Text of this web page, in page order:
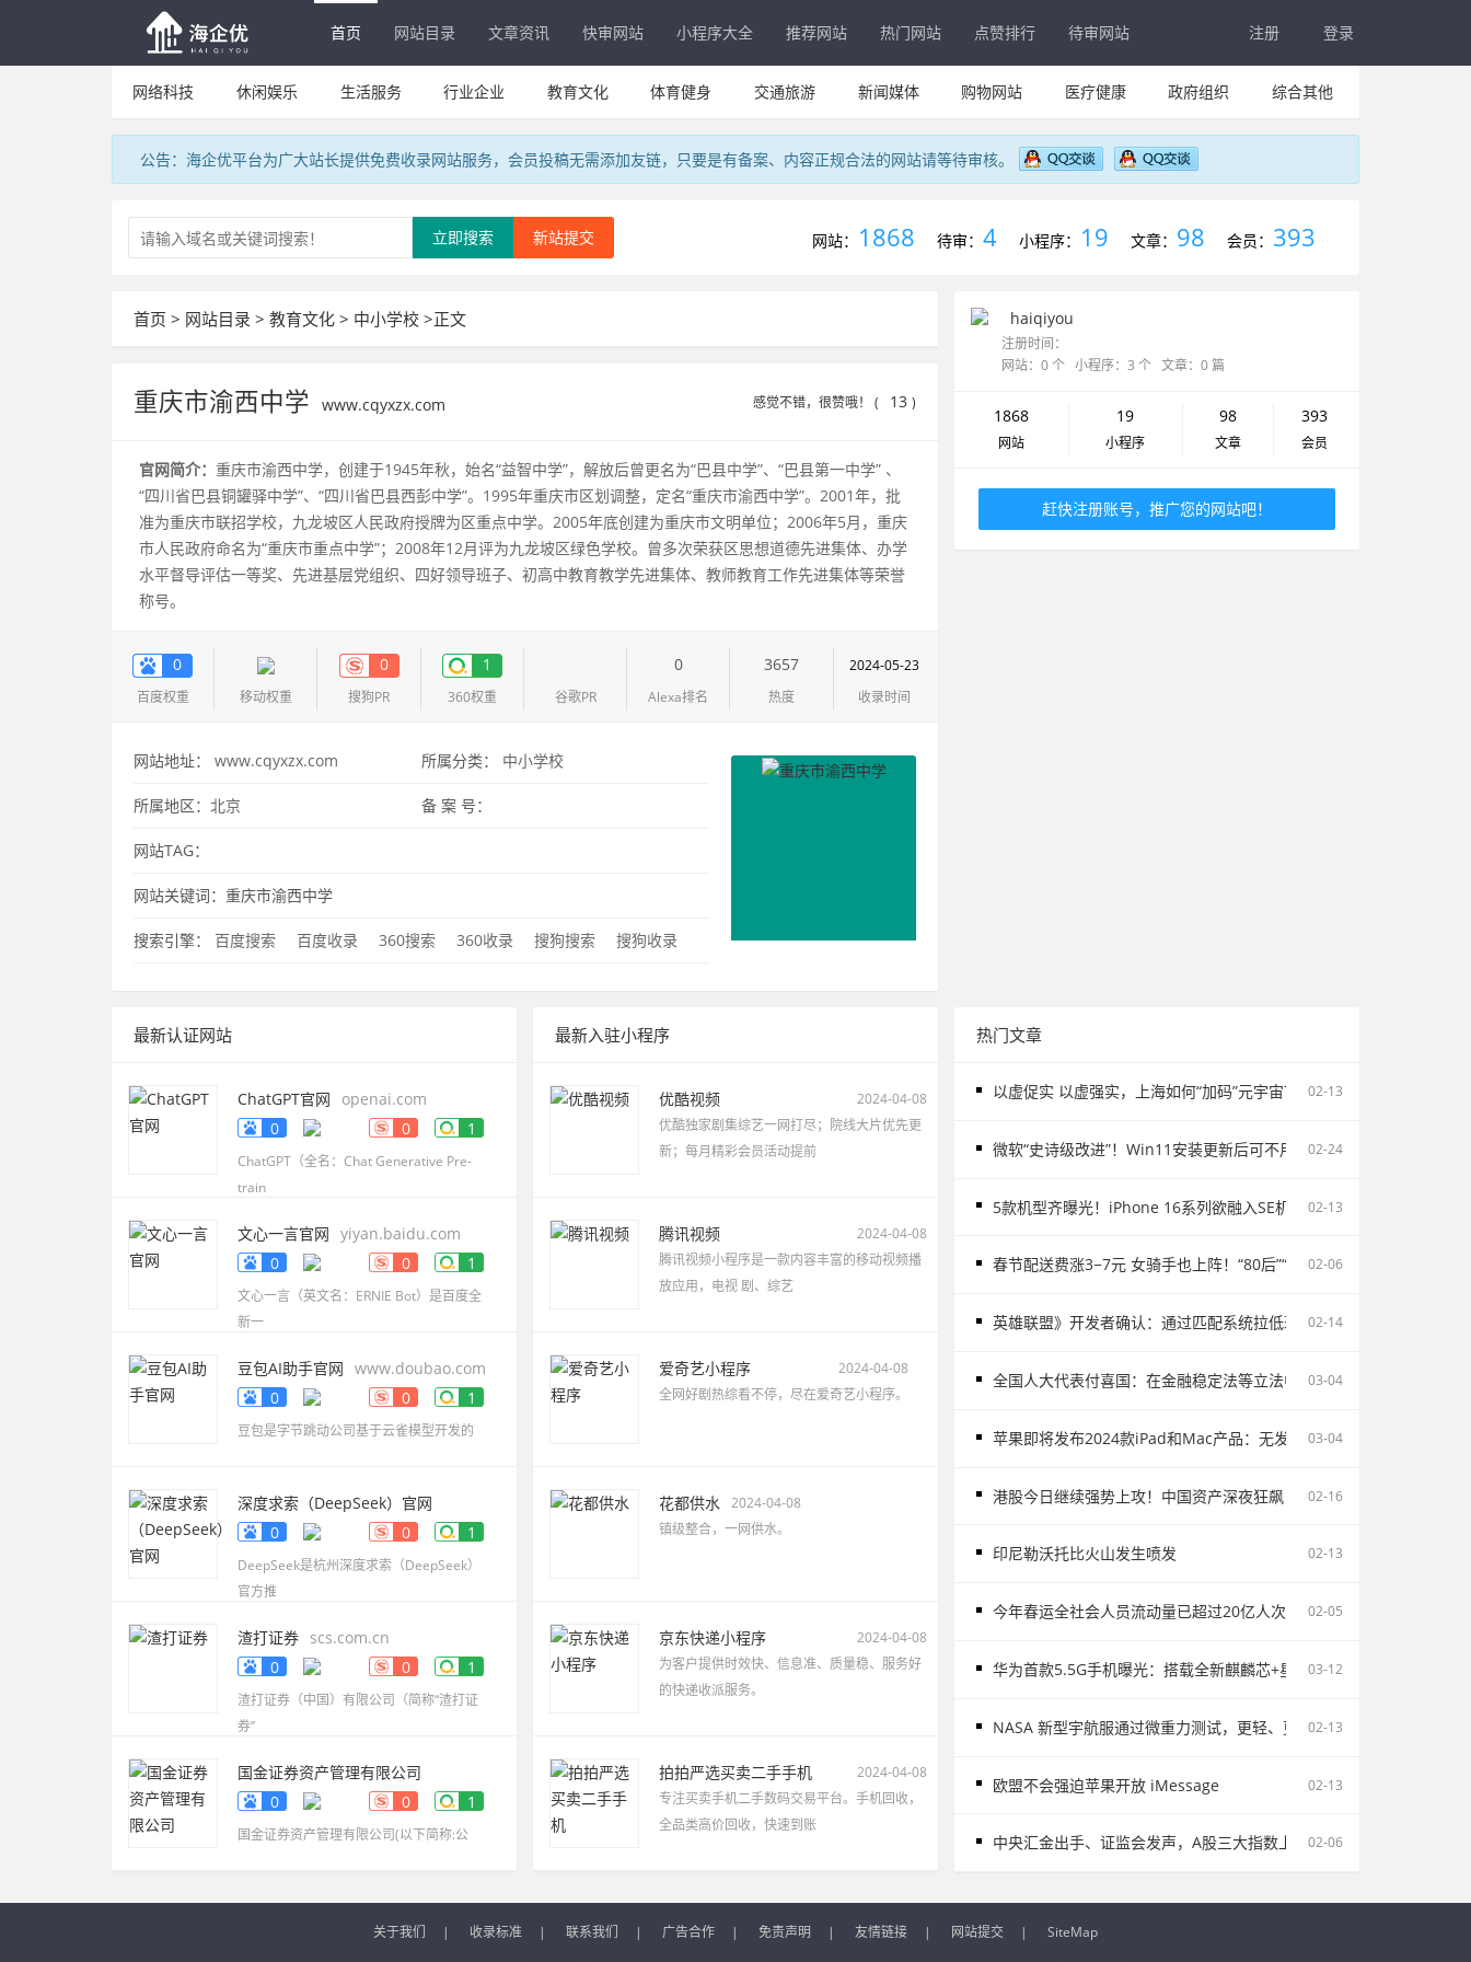
首页 网站目录 文章资讯 快审网站 小程序大全 推荐网站 热门网站 点赞排行 待审网站 注册 登录
网络科技 休闲娱乐 生活服务 行业企业 教育文化 体育健身 交通旅游 新闻媒体 购物网站 医疗健康 政府组织 综合其他
公告：海企优平台为广大站长提供免费收录网站服务，会员投稿无需添加友链，只要是有备案、内容正规合法的网站请等待审核。
新站提交
立即搜索 网站： 1868 待审： 4 小程序： 19 文章： 98 会员： 393
首页 > 网站目录 > 教育文化 > 中小学校 >正文
重庆市渝西中学 www.cqyxzx.com 感觉不错，很赞哦！ ( 13 )
官网简介： 重庆市渝西中学，创建于1945年秋，始名“益智中学”，解放后曾更名为“巴县中学”、“巴县第一中学” 、
“四川省巴县铜罐驿中学”、“四川省巴县西彭中学”。1995年重庆市区划调整，定名“重庆市渝西中学”。2001年，批
准为重庆市联招学校，九龙坡区人民政府授牌为区重点中学。2005年底创建为重庆市文明单位；2006年5月，重庆
市人民政府命名为“重庆市重点中学”；2008年12月评为九龙坡区绿色学校。曾多次荣获区思想道德先进集体、办学
水平督导评估一等奖、先进基层党组织、四好领导班子、初高中教育教学先进集体、教师教育工作先进集体等荣誉
称号。
0
百度权重 移动权重
0
搜狗PR
1
360权重 谷歌PR
0
Alexa排名
3657
热度
2024-05-23
收录时间
网站地址： www.cqyxzx.com 所属分类： 中小学校
所属地区： 北京 备 案 号：
网站TAG：
网站关键词：重庆市渝西中学
搜索引擎： 百度搜索 百度收录 360搜索 360收录 搜狗搜索 搜狗收录
haiqiyou
注册时间：
网站：0 个 小程序：3 个 文章：0 篇
1868
网站
19
小程序
98
文章
393
会员
赶快注册账号，推广您的网站吧！
最新认证网站
ChatGPT官网
openai.com
0
0 1
ChatGPT（全名：Chat Generative Pre-
train
文心一言官网 yiyan.baidu.com
0
0 1
文心一言（英文名：ERNIE Bot）是百度全
新一
豆包AI助手官网 www.doubao.com
0
0 1
豆包是字节跳动公司基于云雀模型开发的
深度求索（DeepSeek）官网
www.deepseek.com
0 0 1
DeepSeek是杭州深度求索（DeepSeek）
官方推
渣打证券 scs.com.cn
0
0 1
渣打证券（中国）有限公司（简称“渣打证
券”
国金证券资产管理有限公司
www.gjzq-zg.com.cn
0 0 1
国金证券资产管理有限公司(以下简称:公
最新入驻小程序
优酷视频
2024-04-08
优酷独家剧集综艺一网打尽；院线大片优先更
新；每月精彩会员活动提前
腾讯视频
2024-04-08
腾讯视频小程序是一款内容丰富的移动视频播
放应用，电视 剧、综艺
爱奇艺小程序
2024-04-08
全网好剧热综看不停，尽在爱奇艺小程序。
花都供水 2024-04-08
镇级整合，一网供水。
京东快递小程序
2024-04-08
为客户提供时效快、信息准、质量稳、服务好
的快递收派服务。
拍拍严选买卖二手手机
2024-04-08
专注买卖手机二手数码交易平台。手机回收，
全品类高价回收，快速到账
热门文章
以虚促实 以虚强实，上海如何“加码”元宇宙？ 02-13
微软“史诗级改进”！Win11安装更新后可不用重启电脑
02-24
5款机型齐曝光！iPhone 16系列欲融入SE机型：续航激增、8G内存、
02-13
春节配送费涨3−7元 女骑手也上阵！“80后”“90后”成配送主力
02-06
英雄联盟》开发者确认：通过匹配系统拉低玩家胜率并不存在
02-14
全国人大代表付喜国：在金融稳定法等立法中完善存款保险制度
03-04
苹果即将发布2024款iPad和Mac产品：无发布会直接上市
03-04
港股今日继续强势上攻！中国资产深夜狂飙 02-16
印尼勒沃托比火山发生喷发 02-13
今年春运全社会人员流动量已超过20亿人次 02-05
华为首款5.5G手机曝光：搭载全新麒麟芯+星河系统
03-12
NASA 新型宇航服通过微重力测试，更轻、更灵活
02-13
欧盟不会强迫苹果开放 iMessage 02-13
中央汇金出手、证监会发声，A股三大指数上涨02-06
关于我们 | 收录标准 | 联系我们 | 广告合作 | 免责声明 | 友情链接 | 网站提交 |
SiteMap